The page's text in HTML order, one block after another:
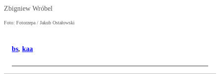
Zbigniew Wróbel
Foto: Fotorzepa / Jakub Ostałowski
bs, kaa